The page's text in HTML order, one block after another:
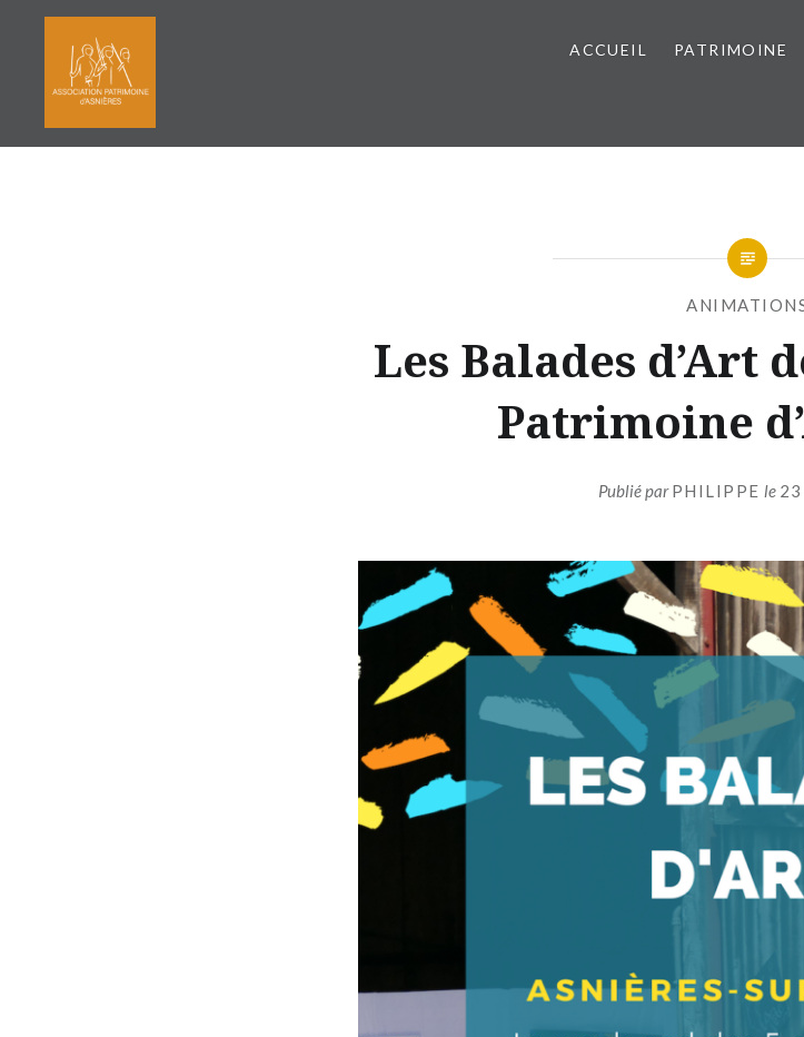
ACCUEIL PATRIMOINE
Les Balades d’Art
Patrimoine
Publié parPHILIPPE le